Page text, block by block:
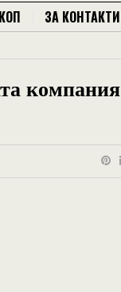
ЗА КОНТАКТИ
компания